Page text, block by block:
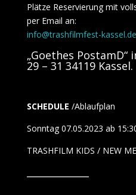
Plätze Reservierung mit
per Email an:
info@trashfilmfest-kassel.de
„Goethes
29 – 31 34119 Kassel.
SCHEDULE /Ablaufplan
Sonntag 07.05.2023 ab
TRASHFILM KIDS / NEW